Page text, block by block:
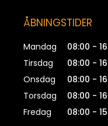
ÅBNINGSTIDER
Mandag
08:00 -
Tirsdag
08:00 -
Onsdag
08:00 -
Torsdag
08:00 -
Fredag
08:00 -